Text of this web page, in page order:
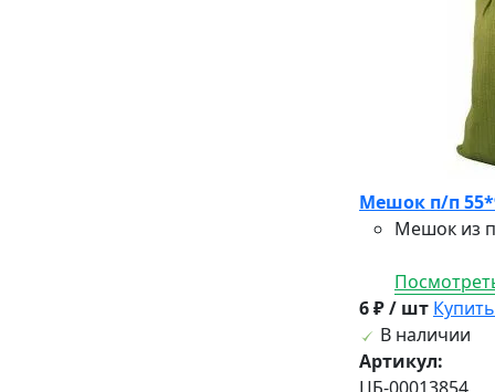
Мешок п/п
Мешок из
6 ₽ / шт Купить
В наличии
Артикул: